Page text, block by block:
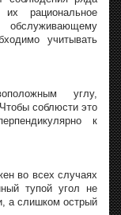
их рациональное
учитывать
углу,
соблюсти это
к
во всех случаях
тупой угол не
а слишком острый